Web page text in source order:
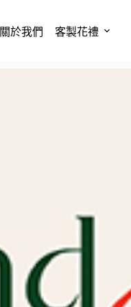
關於我們 客製花禮